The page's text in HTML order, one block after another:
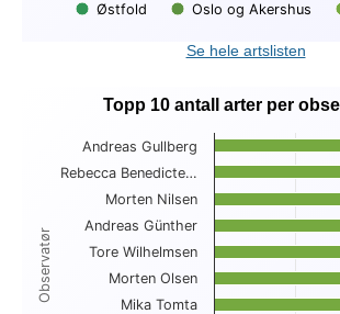
Østfold Oslo og Akershus
End of interactive chart.Se hele artslisten
Topp 10 antall arter per
Bar chart with 10 bars.
View as data table, Topp 10 antall arter per
The chart has 1 X axis displaying
The chart has 1 Y axis displaying . Data
Observatør
Topp 10 antall arter per
Andreas Gullberg
Rebecca Benedicte…
Morten Nilsen
Andreas Günther
Tore Wilhelmsen
Morten Olsen
Mika Tomta